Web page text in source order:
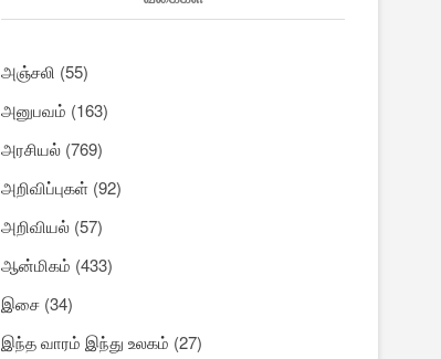
அஞ்சலி (55)
அனுபவம் (163)
அரசியல் (769)
அறிவிப்புகள் (92)
அறிவியல் (57)
ஆன்மிகம் (433)
இசை (34)
இந்த வாரம் இந்து உலகம் (27)